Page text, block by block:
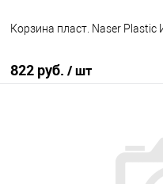
Корзина пласт. Naser Plastic
822 руб. / шт